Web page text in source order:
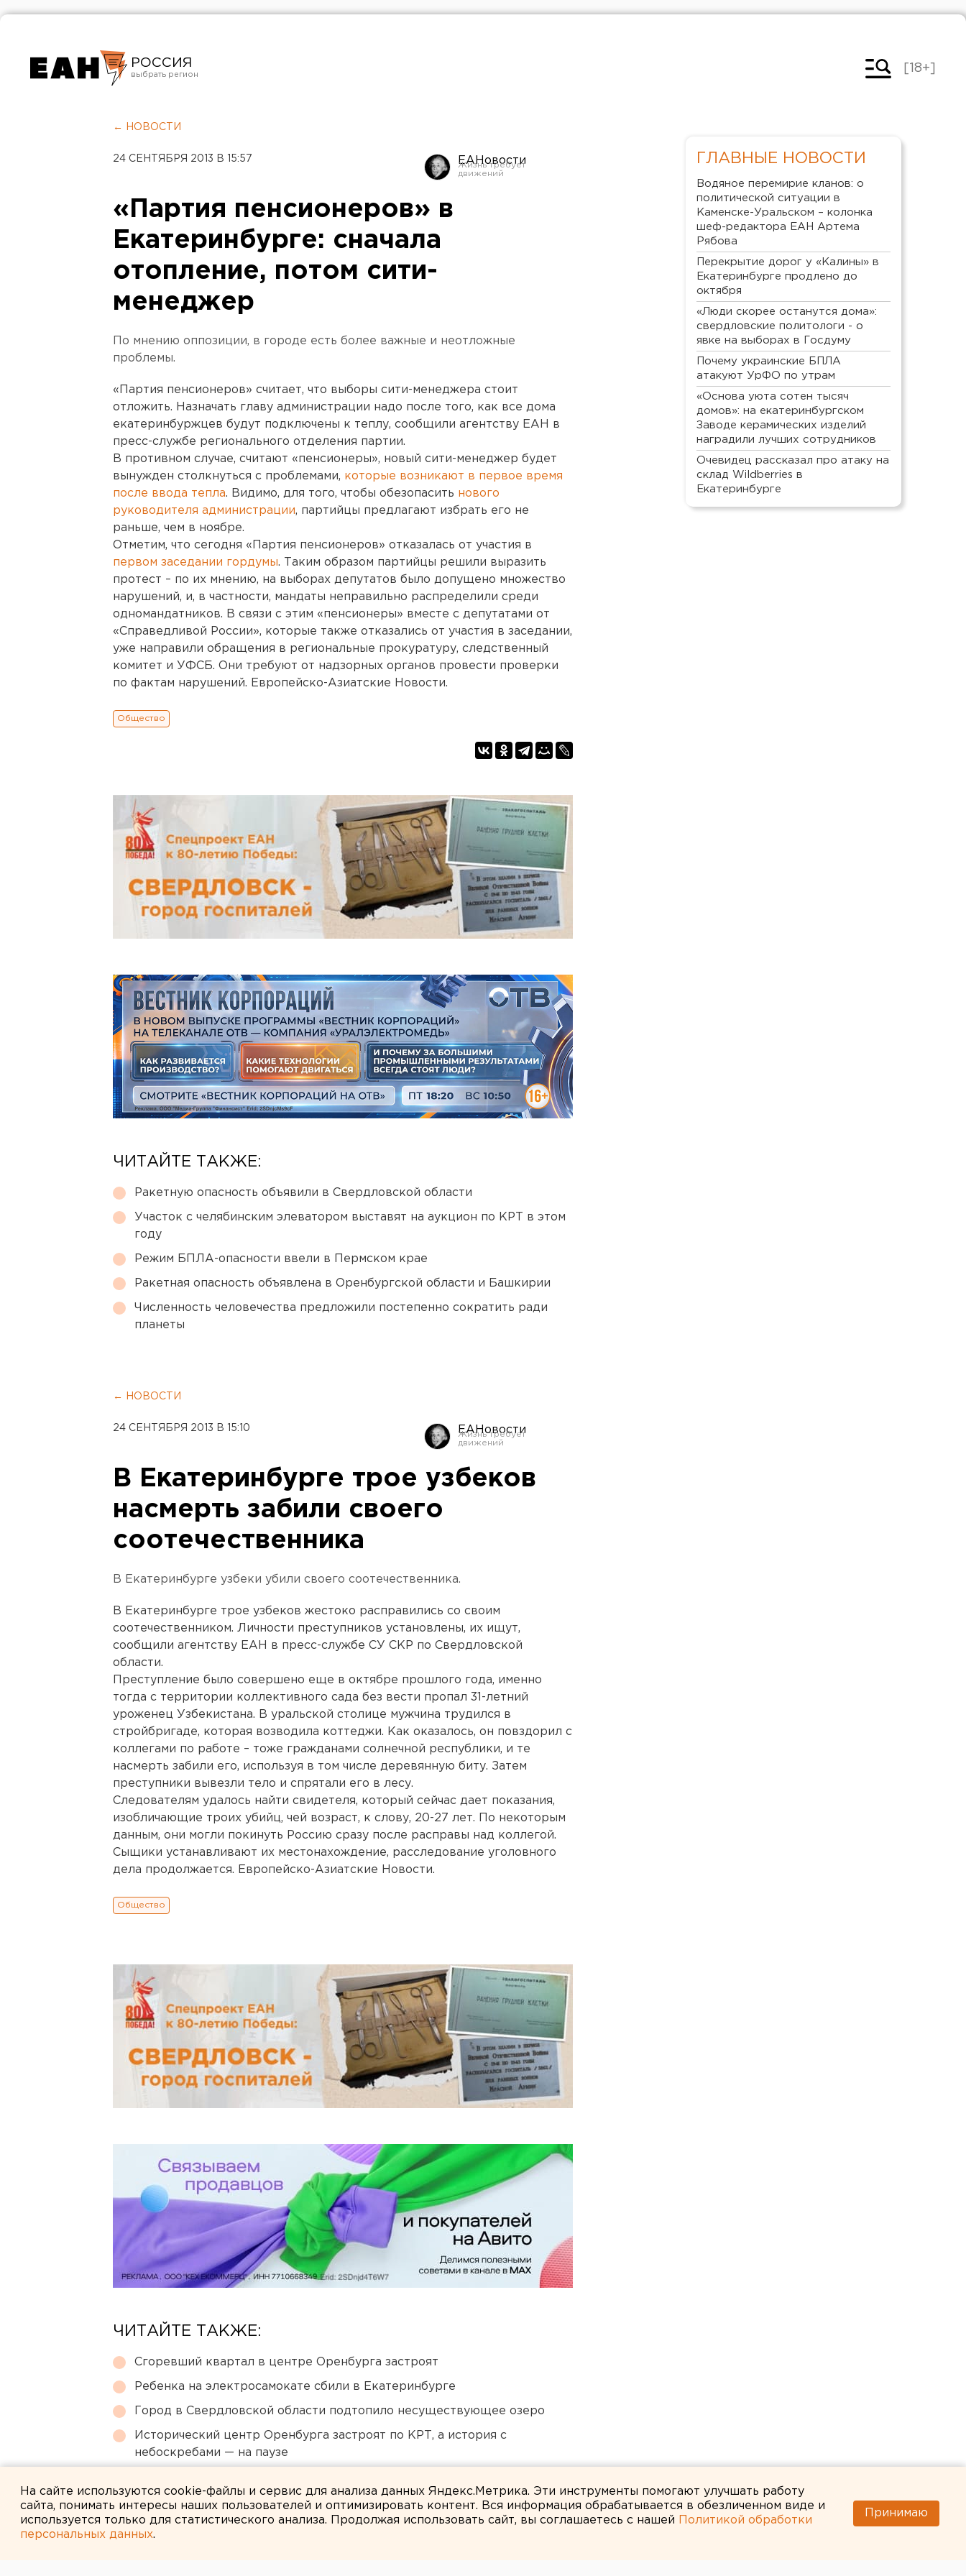
РОССИЯ
Челябинск
[18+]
← НОВОСТИ
24 СЕНТЯБРЯ 2013 В 15:57 ЕАНовости
«Партия пенсионеров» в
Екатеринбурге: сначала
отопление, потом сити-
менеджер
По мнению оппозиции, в городе есть более важные и неотложные
проблемы.
«Партия пенсионеров» считает, что выборы сити-менеджера стоит
отложить. Назначать главу администрации надо после того, как все дома
екатеринбуржцев будут подключены к теплу, сообщили агентству ЕАН в
пресс-службе регионального отделения партии.
В противном случае, считают «пенсионеры», новый сити-менеджер будет
вынужден столкнуться с проблемами, которые возникают в первое время
после ввода тепла. Видимо, для того, чтобы обезопасить нового
руководителя администрации, партийцы предлагают избрать его не
раньше, чем в ноябре.
Отметим, что сегодня «Партия пенсионеров» отказалась от участия в
первом заседании гордумы. Таким образом партийцы решили выразить
протест – по их мнению, на выборах депутатов было допущено множество
нарушений, и, в частности, мандаты неправильно распределили среди
одномандатников. В связи с этим «пенсионеры» вместе с депутатами от
«Справедливой России», которые также отказались от участия в заседании,
уже направили обращения в региональные прокуратуру, следственный
комитет и УФСБ. Они требуют от надзорных органов провести проверки
по фактам нарушений. Европейско-Азиатские Новости.
Общество
ЧИТАЙТЕ ТАКЖЕ:
Ракетную опасность объявили в Свердловской области
Участок с челябинским элеватором выставят на аукцион по КРТ в этом
году
Режим БПЛА-опасности ввели в Пермском крае
Ракетная опасность объявлена в Оренбургской области и Башкирии
Численность человечества предложили постепенно сократить ради
планеты
← НОВОСТИ
24 СЕНТЯБРЯ 2013 В 15:10 ЕАНовости
В Екатеринбурге трое узбеков
насмерть забили своего
соотечественника
В Екатеринбурге узбеки убили своего соотечественника.
В Екатеринбурге трое узбеков жестоко расправились со своим
соотечественником. Личности преступников установлены, их ищут,
сообщили агентству ЕАН в пресс-службе СУ СКР по Свердловской
области.
Преступление было совершено еще в октябре прошлого года, именно
тогда с территории коллективного сада без вести пропал 31-летний
уроженец Узбекистана. В уральской столице мужчина трудился в
стройбригаде, которая возводила коттеджи. Как оказалось, он повздорил с
коллегами по работе – тоже гражданами солнечной республики, и те
насмерть забили его, используя в том числе деревянную биту. Затем
преступники вывезли тело и спрятали его в лесу.
Следователям удалось найти свидетеля, который сейчас дает показания,
изобличающие троих убийц, чей возраст, к слову, 20-27 лет. По некоторым
данным, они могли покинуть Россию сразу после расправы над коллегой.
Сыщики устанавливают их местонахождение, расследование уголовного
дела продолжается. Европейско-Азиатские Новости.
Общество
ЧИТАЙТЕ ТАКЖЕ:
Сгоревший квартал в центре Оренбурга застроят
Ребенка на электросамокате сбили в Екатеринбурге
Город в Свердловской области подтопило несуществующее озеро
Исторический центр Оренбурга застроят по КРТ, а история с
небоскребами — на паузе
ГЛАВНЫЕ НОВОСТИ
Водяное перемирие кланов: о
политической ситуации в
Каменске-Уральском – колонка
шеф-редактора ЕАН Артема
Рябова
Перекрытие дорог у «Калины» в
Екатеринбурге продлено до
октября
«Люди скорее останутся дома»:
свердловские политологи - о
явке на выборах в Госдуму
Почему украинские БПЛА
атакуют УрФО по утрам
«Основа уюта сотен тысяч
домов»: на екатеринбургском
Заводе керамических изделий
наградили лучших сотрудников
Очевидец рассказал про атаку на
склад Wildberries в
Екатеринбурге
На сайте используются cookie-файлы и сервис для анализа данных Яндекс.Метрика. Эти инструменты помогают улучшать работу
сайта, понимать интересы наших пользователей и оптимизировать контент. Вся информация обрабатывается в обезличенном виде и
используется только для статистического анализа. Продолжая использовать сайт, вы соглашаетесь с нашей
Политикой обработки
персональных данных.
Принимаю